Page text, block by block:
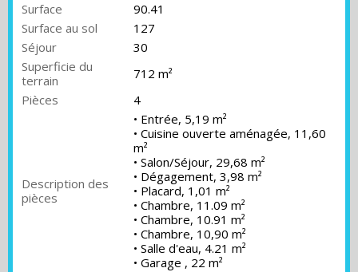
Surface
90.41
Surface au sol
127
Séjour
30
Superficie du
terrain
712 m²
Pièces
4
Description des
pièces
• Entrée, 5,19 m²
• Cuisine ouverte aménagée, 11,60
m²
• Salon/Séjour, 29,68 m²
• Dégagement, 3,98 m²
• Placard, 1,01 m²
• Chambre, 11.09 m²
• Chambre, 10.91 m²
• Chambre, 10,90 m²
• Salle d'eau, 4.21 m²
• Garage , 22 m²